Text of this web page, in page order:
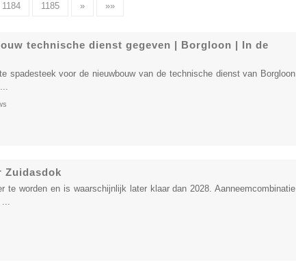
1184 1185 » »»
technische dienst gegeven | Borgloon | In de
spadesteek voor de nieuwbouw van de technische dienst van Borgloon
Zuidasdok
te worden en is waarschijnlijk later klaar dan 2028. Aanneemcombinatie
...